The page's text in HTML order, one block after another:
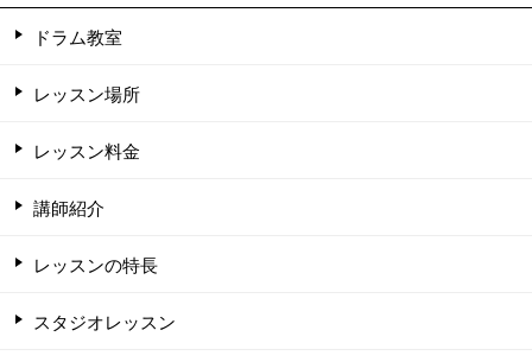
ドラム教室
レッスン場所
レッスン料金
講師紹介
レッスンの特長
スタジオレッスン